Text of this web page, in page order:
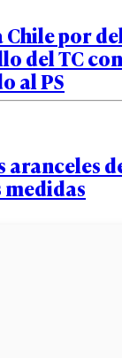
Chile por
del TC
al PS